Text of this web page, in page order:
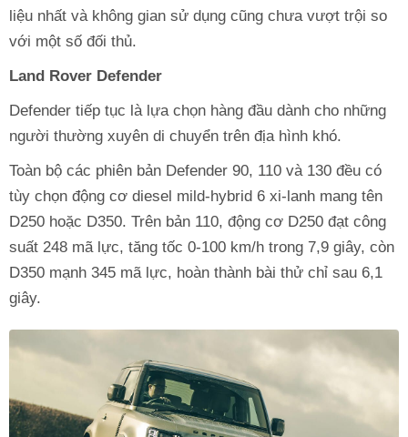
liệu nhất và không gian sử dụng cũng chưa vượt trội so
với một số đối thủ.
Land Rover Defender
Defender tiếp tục là lựa chọn hàng đầu dành cho những
người thường xuyên di chuyển trên địa hình khó.
Toàn bộ các phiên bản Defender 90, 110 và 130 đều có
tùy chọn động cơ diesel mild-hybrid 6 xi-lanh mang tên
D250 hoặc D350. Trên bản 110, động cơ D250 đạt công
suất 248 mã lực, tăng tốc 0-100 km/h trong 7,9 giây, còn
D350 mạnh 345 mã lực, hoàn thành bài thử chỉ sau 6,1
giây.